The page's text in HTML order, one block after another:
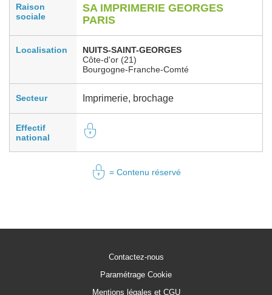
Raison
sociale
SA IMPRIMERIE GEORGES
PARIS
Localisation
NUITS-SAINT-GEORGES
Côte-d'or (21)
Bourgogne-Franche-Comté
Secteur Imprimerie, brochage
Effectif
national
= Contenu réservé
Contactez-nous
Paramétrage Cookie
Mentions légales et CGU